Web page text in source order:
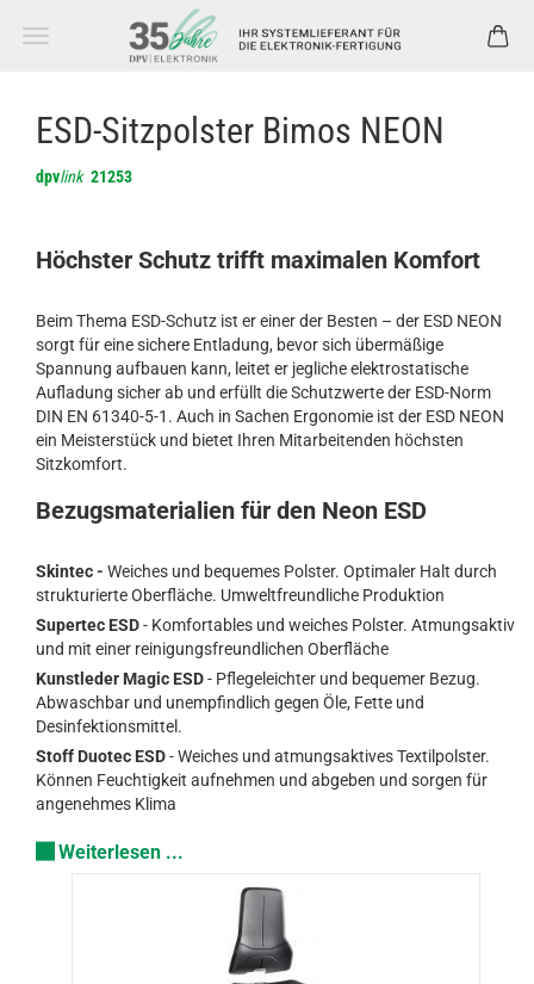
ESD-Sitzpolster Bimos NEON
dpvlink 21253
Höchster Schutz trifft maximalen Komfort
Beim Thema ESD-Schutz ist er einer der Besten – der ESD NEON
sorgt für eine sichere Entladung, bevor sich übermäßige
Spannung aufbauen kann, leitet er jegliche elektrostatische
Aufladung sicher ab und erfüllt die Schutzwerte der ESD-Norm
DIN EN 61340-5-1. Auch in Sachen Ergonomie ist der ESD NEON
ein Meisterstück und bietet Ihren Mitarbeitenden höchsten
Sitzkomfort.
Bezugsmaterialien für den Neon ESD
Skintec - Weiches und bequemes Polster. Optimaler Halt durch
strukturierte Oberfläche. Umweltfreundliche Produktion
Supertec ESD- Komfortables und weiches Polster. Atmungsaktiv
und mit einer reinigungsfreundlichen Oberfläche
Kunstleder Magic ESD- Pflegeleichter und bequemer Bezug.
Abwaschbar und unempfindlich gegen Öle, Fette und
Desinfektionsmittel.
Stoff Duotec ESD- Weiches und atmungsaktives Textilpolster.
Können Feuchtigkeit aufnehmen und abgeben und sorgen für
angenehmes Klima
Weiterlesen ...